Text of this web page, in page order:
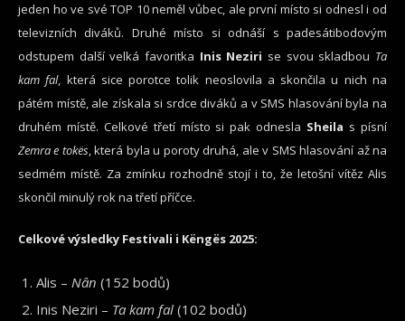
jeden ho ve své TOP 10 neměl vůbec, ale první místo si odnesl i od
televizních diváků. Druhé místo si odnáší s padesátibodovým
odstupem další velká favoritka Inis Neziri se svou skladbou Ta
kam fal, která sice porotce tolik neoslovila a skončila u nich na
pátém místě, ale získala si srdce diváků a v SMS hlasování byla na
druhém místě. Celkové třetí místo si pak odnesla Sheila s písní
Zemra e tokës, která byla u poroty druhá, ale v SMS hlasování až na
sedmém místě. Za zmínku rozhodně stojí i to, že letošní vítěz Alis
skončil minulý rok na třetí příčce.
Celkové výsledky Festivali i Këngës 2025:
Alis – Nân (152 bodů)
Inis Neziri – Ta kam fal (102 bodů)